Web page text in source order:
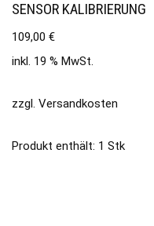
SENSOR KALIBRIERUNG
109,00 €
inkl. 19 % MwSt.
zzgl. Versandkosten
Produkt enthält: 1 Stk